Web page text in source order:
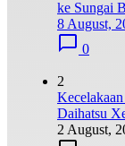
ke Sungai
8 August,
0
2
Daihatsu
2 August,